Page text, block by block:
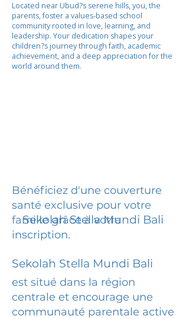
Located near Ubud?s serene hills, you, the
parents, foster a values-based school
community rooted in love, learning, and
leadership. Your dedication shapes your
children?s journey through faith, academic
achievement, and a deep appreciation for the
world around them.
Bénéficiez d'une couverture
santé exclusive pour votre
famille grâce à votre
inscription.
Sekolah Stella Mundi Bali
Sekolah Stella Mundi Bali
est situé dans la région
centrale et encourage une
communauté parentale active